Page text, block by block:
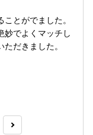
とがでました。
妙でよくマッチし
だきました。